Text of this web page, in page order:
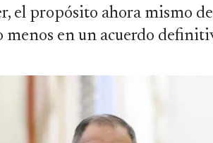
el propósito ahora mismo
menos en un acuerdo